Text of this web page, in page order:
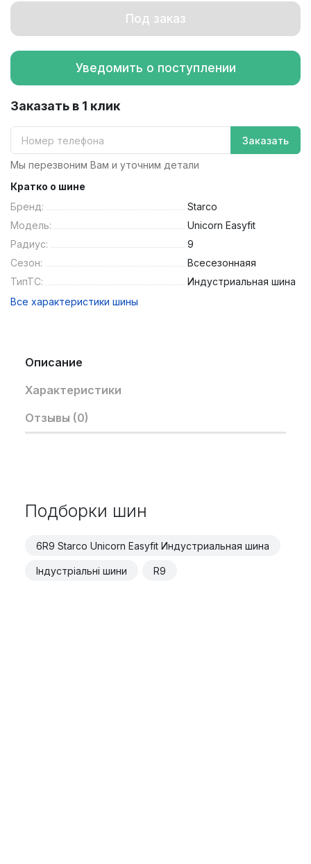
Под заказ
Уведомить о поступлении
Заказать в 1 клик
Заказать
Мы перезвоним Вам и уточним детали
Кратко о шине
Бренд:
Starco
Модель:
Unicorn Easyfit
Радиус:
9
Сезон:
Всесезоннаяя
ТипТС:
Индустриальная шина
Все характеристики шины
Описание
Характеристики
Отзывы (0)
Подборки шин
6R9 Starco Unicorn Easyfit Индустриальная шина
Індустріальні шини R9